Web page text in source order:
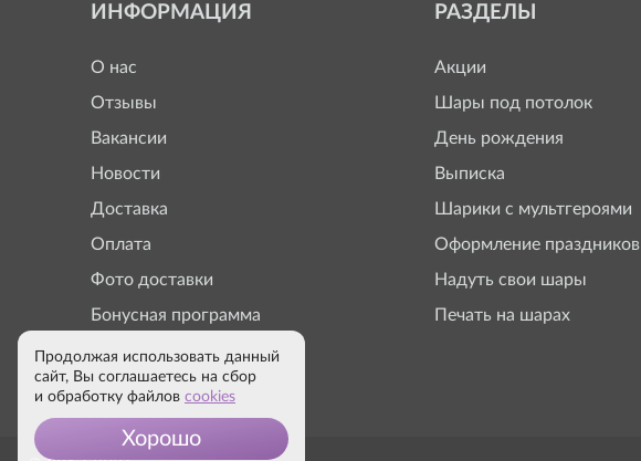
ИНФОРМАЦИЯ
О нас
Отзывы
Вакансии
Новости
Доставка
Оплата
Фото доставки
Бонусная программа
РАЗДЕЛЫ
Акции
Шары под потолок
День рождения
Выписка
Шарики с мультгероями
Оформление праздников
Надуть свои шары
Печать на шарах
Продолжая использовать данный
сайт, Вы соглашаетесь на сбор
и обработку файлов cookies
Хорошо